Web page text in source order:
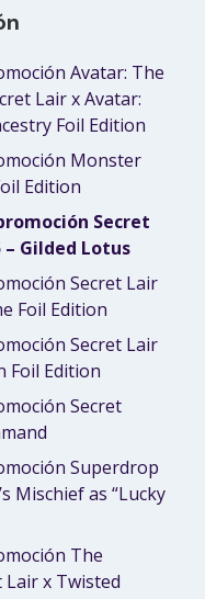
Avatar: The
Lair x Avatar:
Foil Edition
Monster
Edition
Secret
– Gilded Lotus
Secret Lair
Foil Edition
Secret Lair
Foil Edition
Secret
Superdrop
Mischief as “Lucky
The
Lair x Twisted